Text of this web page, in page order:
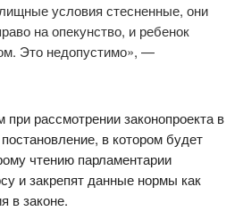
условия стесненные, они
на опекунство, и ребенок
Это недопустимо», —
рассмотрении законопроекта в
в котором будет
чтению парламентарии
и закрепят данные нормы как
в законе.